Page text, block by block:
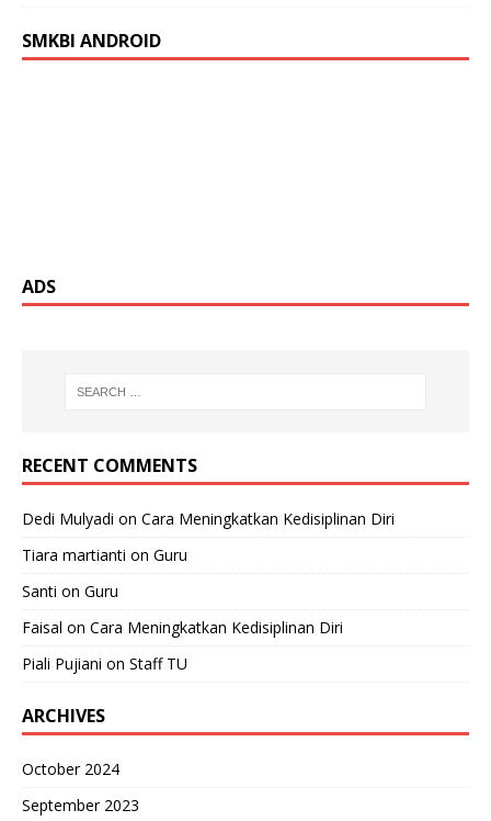
SMKBI ANDROID
ADS
RECENT COMMENTS
Dedi Mulyadi on Cara Meningkatkan Kedisiplinan Diri
Tiara martianti on Guru
Santi on Guru
Faisal on Cara Meningkatkan Kedisiplinan Diri
Piali Pujiani on Staff TU
ARCHIVES
October 2024
September 2023